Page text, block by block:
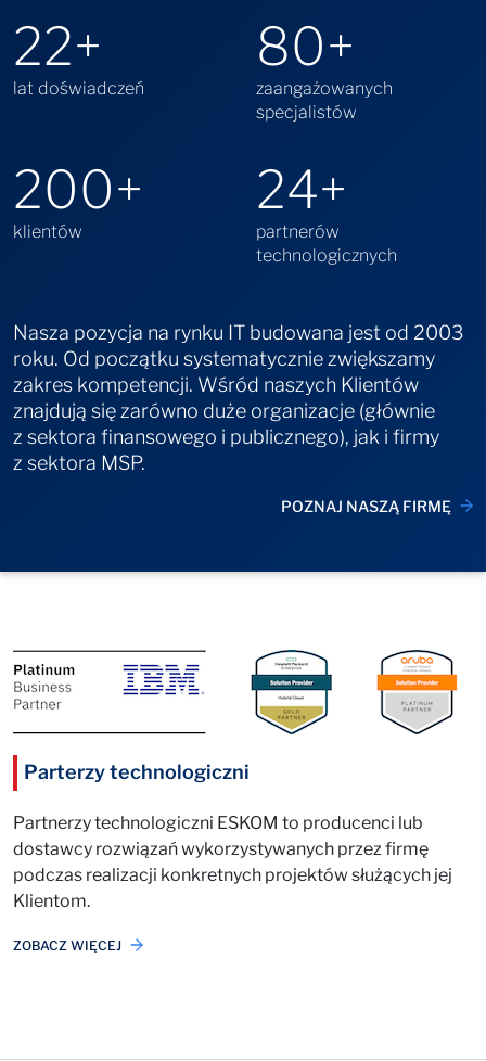
22+
lat doświadczeń
80+
zaangażowanych
specjalistów
200+
klientów
24+
partnerów
technologicznych
Nasza pozycja na rynku IT budowana jest od 2003
roku. Od początku systematycznie zwiększamy
zakres kompetencji. Wśród naszych Klientów
znajdują się zarówno duże organizacje (głównie
z sektora finansowego i publicznego), jak i firmy
z sektora MSP.
POZNAJ NASZĄ FIRMĘ
Parterzy technologiczni
Partnerzy technologiczni ESKOM to producenci lub
dostawcy rozwiązań wykorzystywanych przez firmę
podczas realizacji konkretnych projektów służących jej
Klientom.
ZOBACZ WIĘCEJ